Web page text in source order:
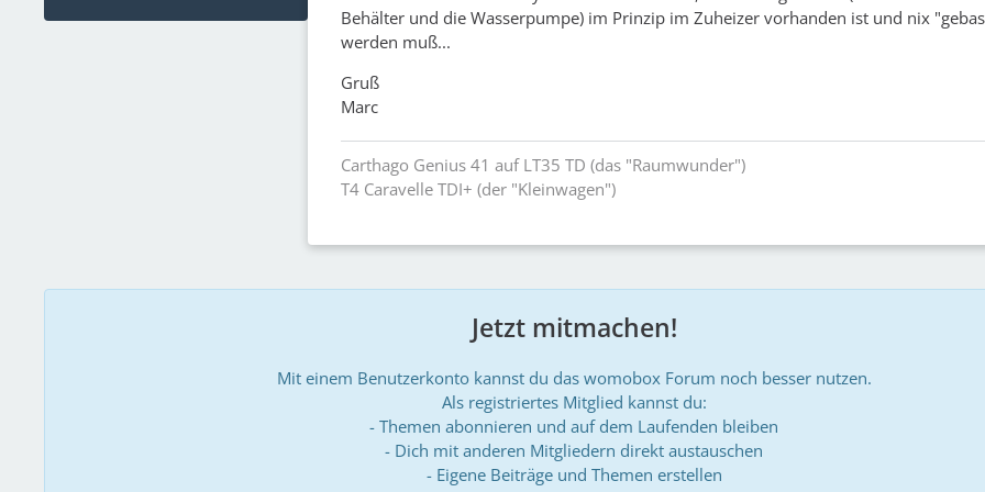
Behälter und die Wasserpumpe) im Prinzip im Zuheizer vorhanden ist und nix
werden muß...
Gruß
Marc
Carthago Genius 41 auf LT35 TD (das "Raumwunder")
T4 Caravelle TDI+ (der "Kleinwagen")
Jetzt mitmachen!
Mit einem Benutzerkonto kannst du das womobox Forum noch besser nutzen.
Als registriertes Mitglied kannst du:
- Themen abonnieren und auf dem Laufenden bleiben
- Dich mit anderen Mitgliedern direkt austauschen
- Eigene Beiträge und Themen erstellen